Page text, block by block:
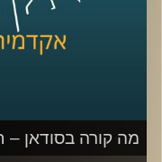
קרדיט תמונות:
מה קורה בסודאן –